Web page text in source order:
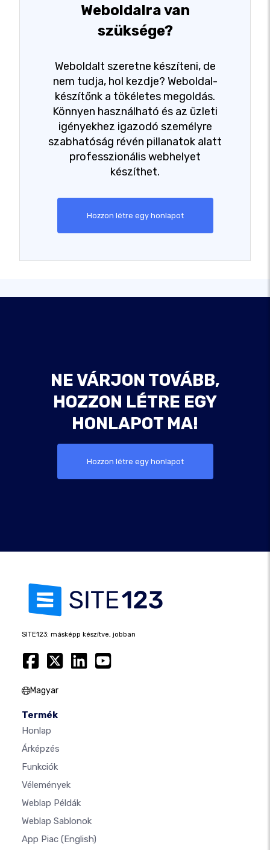
Weboldalra van
szüksége?
Weboldalt szeretne készíteni, de
nem tudja, hol kezdje? Weboldal-
készítőnk a tökéletes megoldás.
Könnyen használható és az üzleti
igényekhez igazodó személyre
szabhatóság révén pillanatok alatt
professzionális webhelyet
készíthet.
Hozzon létre egy honlapot
NE VÁRJON TOVÁBB,
HOZZON LÉTRE EGY
HONLAPOT MA!
Hozzon létre egy honlapot
SITE123: másképp készítve, jobban
Magyar
Termék
Honlap
Árképzés
Funkciók
Vélemények
Weblap Példák
Weblap Sablonok
App Piac (English)